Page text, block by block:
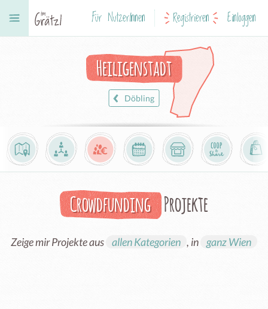
Für NutzerInnen Registrieren Einloggen
Heiligenstadt
Döbling
Crowdfunding Projekte
Zeige mir Projekte aus allen Kategorien , in ganz Wien